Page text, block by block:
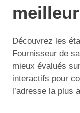
Découvrez les
Fournisseur de
mieux évalués
interactifs pour
l’adresse la plus